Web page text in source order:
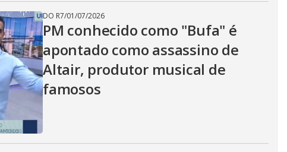
DO R7/01/07/2026
PM conhecido como "Bufa" é
apontado como assassino de
Altair, produtor musical de
famosos